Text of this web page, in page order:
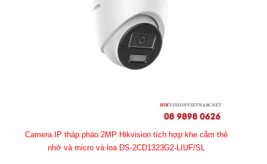
Camera IP tháp pháo 2MP Hikvision tích hợp khe cắm thẻ
nhớ và micro và loa DS-2CD1323G2-LIUF/SL